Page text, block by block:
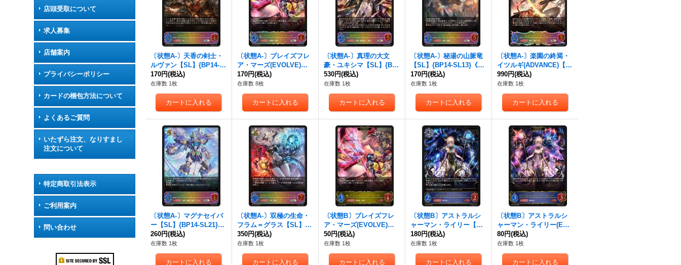
店頭受取について
求人募集
店舗案内
プライバシーポリシー
カードの梱包方法について
よくあるご質問
いたずら注文、なりすまし
注文について
特定商取引法表示
ご利用案内
問い合わせ
〔状態A-〕天香の剣士・
ルヴァン【SL】{BP14-S
L03}《エルフ》
170円(税込)
在庫数 1枚
〔状態A-〕ブレイズフレ
ア・マーズ(EVOLVE)【S
L】{BP14-SL07}《ロイヤ
ル》
170円(税込)
在庫数 8枚
〔状態A-〕真理の大文
豪・ユキシマ【SL】{BP
14-SL08}《ウィッチ》
530円(税込)
在庫数 1枚
〔状態A-〕秘湯の山脈竜
【SL】{BP14-SL13}《ド
ラゴン》
170円(税込)
在庫数 1枚
〔状態A-〕楽園の終焉・
イツルギ(ADVANCE)【S
L】{BP14-SL15}《ナイト
メア》
990円(税込)
在庫数 1枚
〔状態A-〕マグナセイバ
ー【SL】{BP14-SL21}
《ニュートラル》
260円(税込)
在庫数 1枚
〔状態A-〕双極の生命・
フラム＝グラス【SL】{B
P14-SL23}《ニュートラ
ル》
350円(税込)
在庫数 1枚
〔状態B〕ブレイズフレ
ア・マーズ(EVOLVE)【L
G】{BP14-021}《ロイヤ
ル》
50円(税込)
在庫数 1枚
〔状態B〕アストラルシ
ャーマン・ライリー【L
G】{BP14-037}《ウィッ
チ》
180円(税込)
在庫数 1枚
〔状態B〕アストラルシ
ャーマン・ライリー(EVO
LVE)【LG】{BP14-038}
《ウィッチ》
80円(税込)
在庫数 1枚